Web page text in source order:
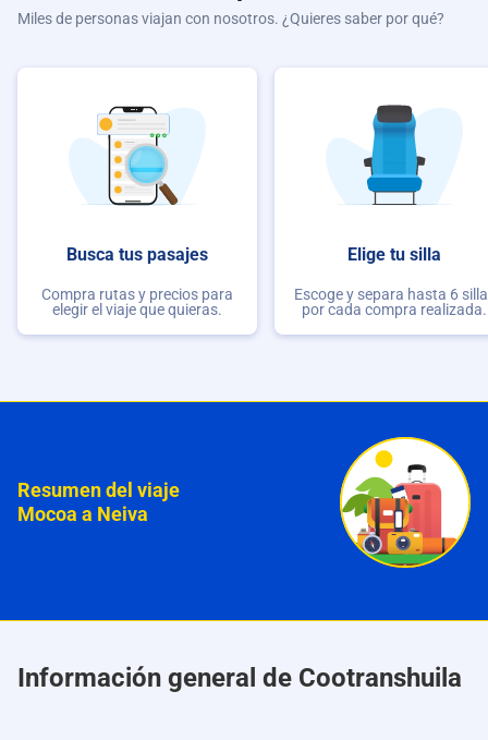
Miles de personas viajan con nosotros. ¿Quieres saber por qué?
Busca tus pasajes
Compra rutas y precios para
elegir el viaje que quieras.
Elige tu silla
Escoge y separa hasta 6
por cada compra realizada.
Resumen del viaje
Mocoa a Neiva
Información general de Cootranshuila